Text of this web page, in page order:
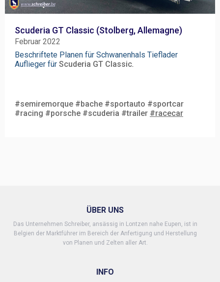
Scuderia GT Classic (Stolberg, Allemagne)
Februar 2022
Beschriftete Planen für Schwanenhals Tieflader
Auflieger für Scuderia GT Classic.
#semiremorque #bache #sportauto #sportcar
#racing #porsche #scuderia #trailer #racecar
ÜBER UNS
Das Unternehmen Schreiber, ansässig in Lontzen nahe Eupen, ist in
Belgien der Marktführer im Bereich der Anfertigung und Herstellung
von Planen und Zelten aller Art.
INFO